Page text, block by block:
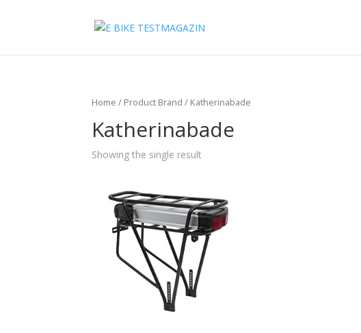
Home / Product Brand / Katherinabade
Katherinabade
Showing the single result